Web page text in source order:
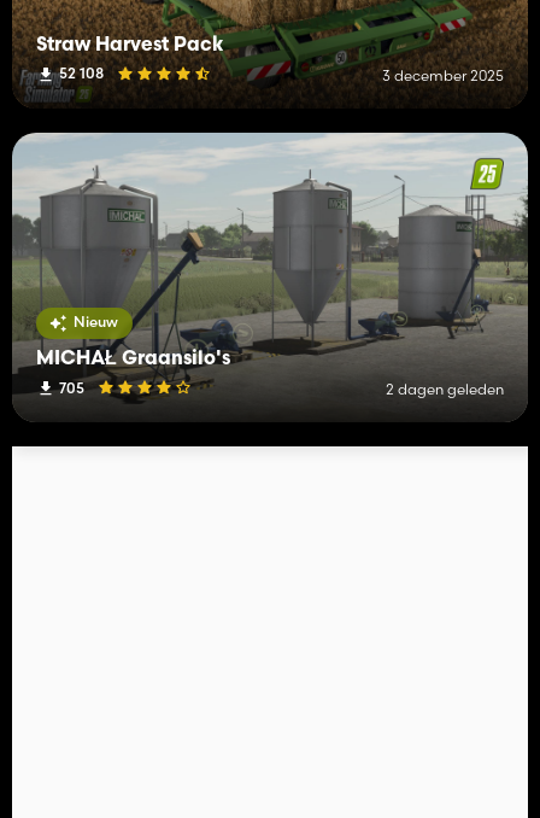
Straw Harvest Pack
52 108 3 december 2025
Nieuw
MICHAŁ Graansilo's
705 2 dagen geleden